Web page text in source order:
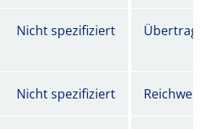
Nicht spezifiziert
Nicht spezifiziert Reichweite